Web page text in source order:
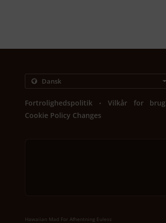
Fortrolighedspolitik . Vilkår for brug
Cookie Policy Changes
Hawaiian Mad For Afhentning Euless